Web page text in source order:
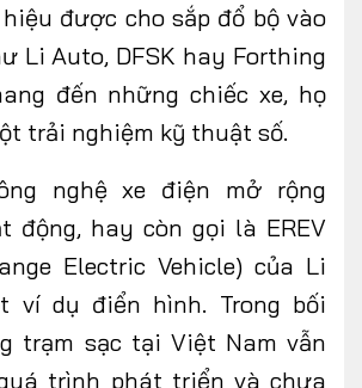
được cho sắp đổ bộ vào
Li Auto, DFSK hay Forthing
đến những chiếc xe, họ
trải nghiệm kỹ thuật số.
nghệ xe điện mở rộng
động, hay còn gọi là EREV
Electric Vehicle) của Li
ví dụ điển hình. Trong bối
trạm sạc tại Việt Nam vẫn
trình phát triển và chưa